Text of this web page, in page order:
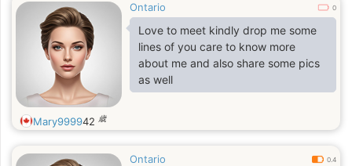
Ontario 0
Love to meet kindly drop me some
lines of you care to know more
about me and also share some pics
as well
Mary999942 歳
Ontario 0.4